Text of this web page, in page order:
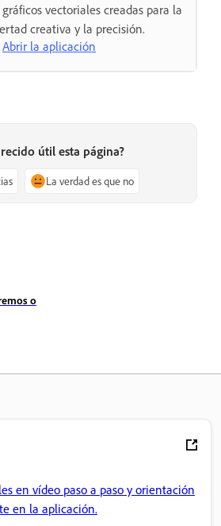
vectoriales creadas para la
creativa y la precisión.
Abrir la aplicación
útil esta página?
La verdad es que no
o
en vídeo paso a paso y orientación
en la aplicación.